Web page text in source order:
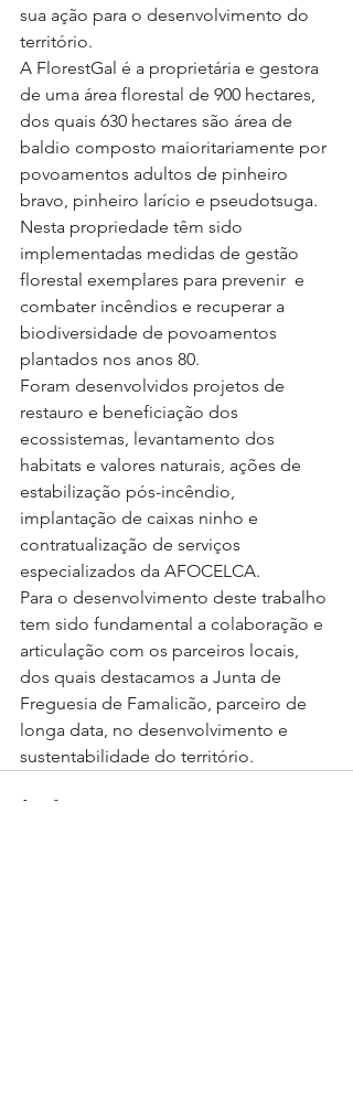
sua ação para o desenvolvimento do
território.
A FlorestGal é a proprietária e gestora
de uma área florestal de 900 hectares,
dos quais 630 hectares são área de
baldio composto maioritariamente por
povoamentos adultos de pinheiro
bravo, pinheiro larício e pseudotsuga.
Nesta propriedade têm sido
implementadas medidas de gestão
florestal exemplares para prevenir  e
combater incêndios e recuperar a
biodiversidade de povoamentos
plantados nos anos 80.
Foram desenvolvidos projetos de
restauro e beneficiação dos
ecossistemas, levantamento dos
habitats e valores naturais, ações de
estabilização pós-incêndio,
implantação de caixas ninho e
contratualização de serviços
especializados da AFOCELCA.
Para o desenvolvimento deste trabalho
tem sido fundamental a colaboração e
articulação com os parceiros locais,
dos quais destacamos a Junta de
Freguesia de Famalicão, parceiro de
longa data, no desenvolvimento e
sustentabilidade do território.